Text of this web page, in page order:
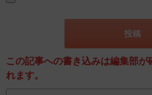
この記事への書き込みは編集部が
れます。